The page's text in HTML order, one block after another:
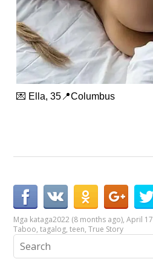
💌 Ella, 35📍Columbus
Mga kataga2022 (8 months ago),April 17
Taboo,tagalog,teen,True Story